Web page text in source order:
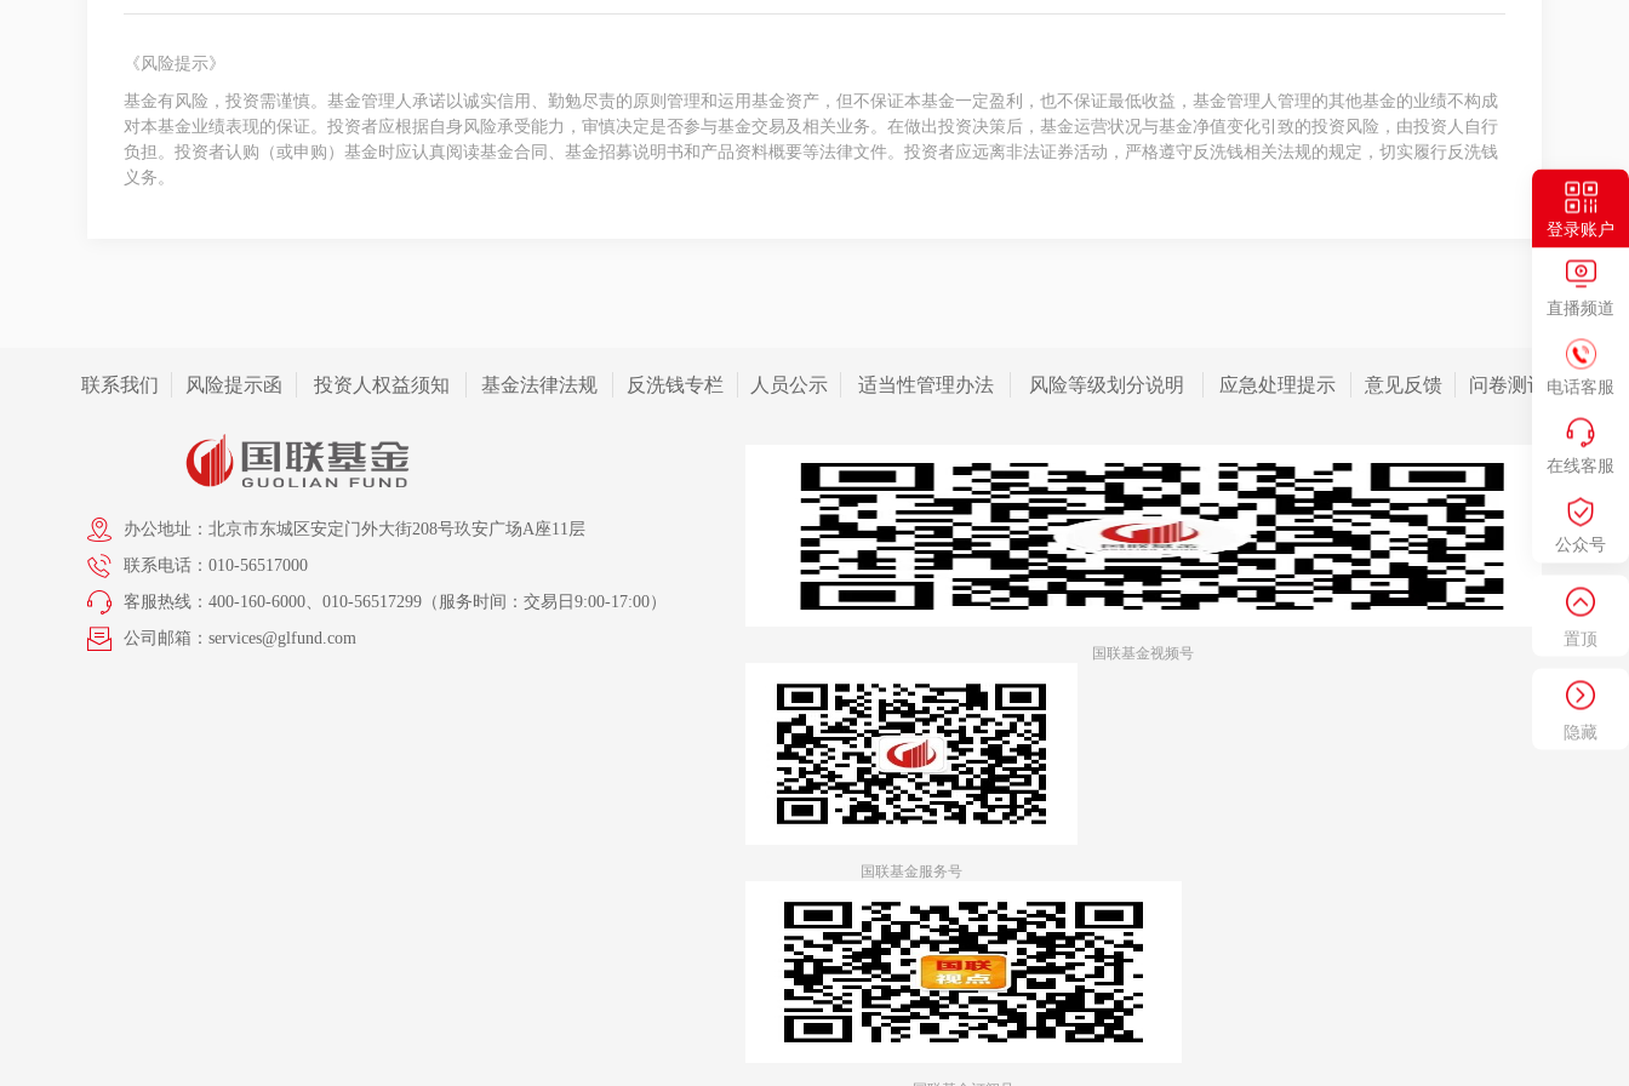
登录账户
直播频道
电话客服
在线客服
公众号
置顶
隐藏
《风险提示》
基金有风险，投资需谨慎。基金管理人承诺以诚实信用、勤勉尽责的原则管理和运用基金资产，但不保证本基金一定盈利，也不保证最低收益，基金管理人管理的其他基金的业绩不构成
对本基金业绩表现的保证。投资者应根据自身风险承受能力，审慎决定是否参与基金交易及相关业务。在做出投资决策后，基金运营状况与基金净值变化引致的投资风险，由投资人自行
负担。投资者认购（或申购）基金时应认真阅读基金合同、基金招募说明书和产品资料概要等法律文件。投资者应远离非法证券活动，严格遵守反洗钱相关法规的规定，切实履行反洗钱
义务。
联系我们 风险提示函 投资人权益须知 基金法律法规 反洗钱专栏 人员公示 适当性管理办法 风险等级划分说明 应急处理提示 意见反馈 问卷测评
办公地址：北京市东城区安定门外大街208号玖安广场A座11层
联系电话：010-56517000
客服热线：400-160-6000、010-56517299（服务时间：交易日9:00-17:00）
公司邮箱：services@glfund.com
国联基金视频号
国联基金服务号